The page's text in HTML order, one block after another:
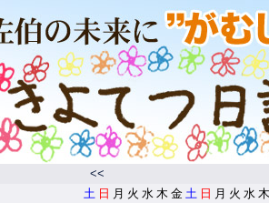
<<
土 日 月 火 水 木 金 土 日 月 火 水 木